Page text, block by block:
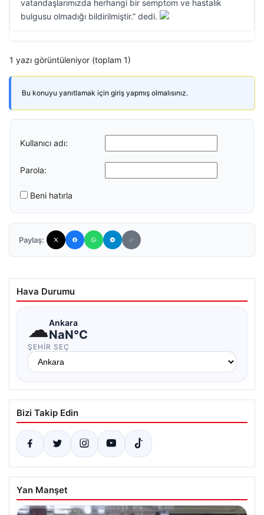
vatandaşlarımızda herhangi bir semptom ve hastalık
bulgusu olmadığı bildirilmiştir.” dedi.
1 yazı görüntüleniyor (toplam 1)
Bu konuyu yanıtlamak için giriş yapmış olmalısınız.
Kullanıcı adı:
Parola:
Beni hatırla
Paylaş:
Hava Durumu
☁Ankara
NaN°C
ŞEHIR SEÇ
Bizi Takip Edin
Yan Manşet